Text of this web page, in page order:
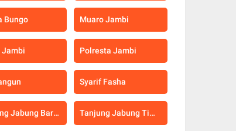
Bungo Muaro Jambi
Jambi Polresta Jambi
Syarif Fasha
Tanjung Jabung Barat Tanjung Jabung Timur